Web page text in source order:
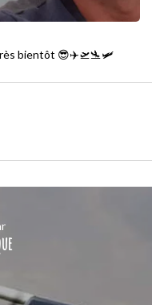
bientôt 😎✈️🛫🛬🛩